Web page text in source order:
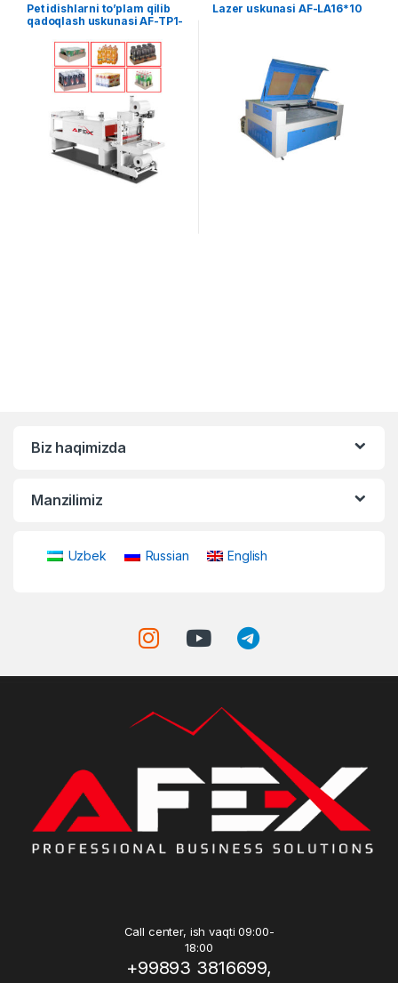
Pet idishlarni to’plam qilib
qadoqlash uskunasi AF-TP1-
Lazer uskunasi AF-LA16*10
Biz haqimizda
Manzilimiz
Uzbek Russian English
Call center, ish vaqti 09:00-
18:00
+99893 3816699,